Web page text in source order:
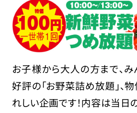
お子様から大人の方まで、
好評の「お野菜詰め放題」、
れしい企画です！内容は当日